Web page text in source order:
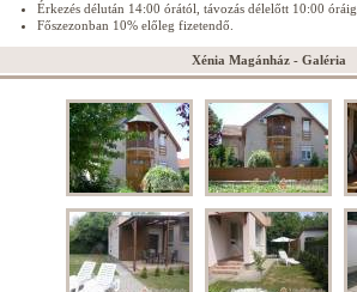
Érkezés délután 14:00 órától, távozás délelőtt 10:00 óráig.
Főszezonban 10% előleg fizetendő.
Xénia Magánház - Galéria